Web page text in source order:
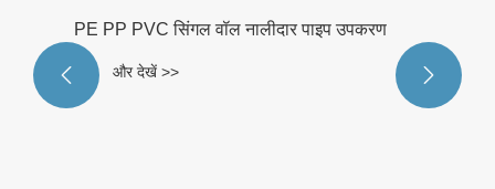
PE PP PVC सिंगल वॉल नालीदार पाइप उपकरण
और देखें >>
 